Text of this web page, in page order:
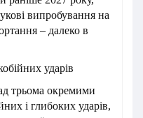
випробування на
– далеко в
ударів
трьома окремими
і глибоких ударів,